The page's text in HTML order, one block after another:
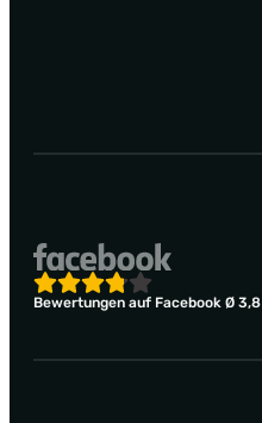
Bewertungen auf Facebook Ø 3,8